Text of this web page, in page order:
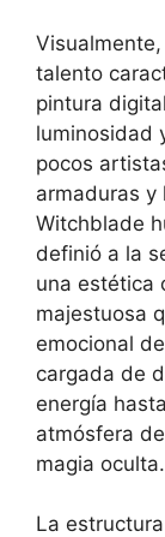
talento
pintura
luminosidad
pocos
armaduras y
Witchblade
definió a la
una estética
majestuosa
emocional
cargada de
energía
atmósfera
magia oculta.
La